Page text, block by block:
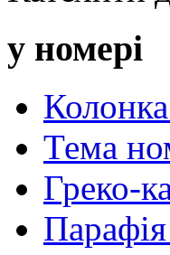
у номері
Тема
Греко-